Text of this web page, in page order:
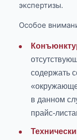
экспертизы.
Особое
содержать
в данном
прайс-